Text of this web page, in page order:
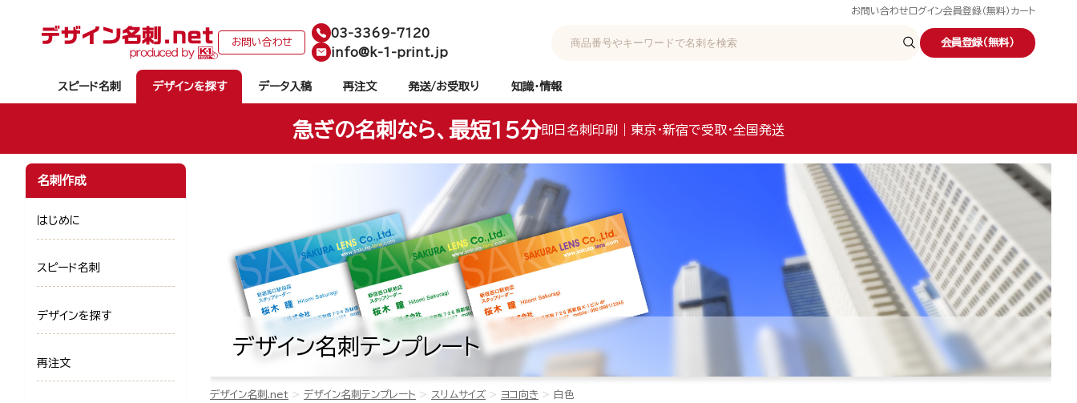
お問い合わせ ログイン会員登録（無料） カート
お問い合わせ
03-3369-7120
info@k-1-print.jp
会員登録（無料）
スピード名刺 デザインを探す データ入稿 再注文 発送/お受取り 知識・情報
急ぎの名刺なら、最短15分即日名刺印刷｜東京・新宿で受取・全国発送
デザイン名刺テンプレート
デザイン名刺.net デザイン名刺テンプレート スリムサイズ ヨコ向き 白色
名刺作成
はじめに
スピード名刺
デザインを探す
再注文